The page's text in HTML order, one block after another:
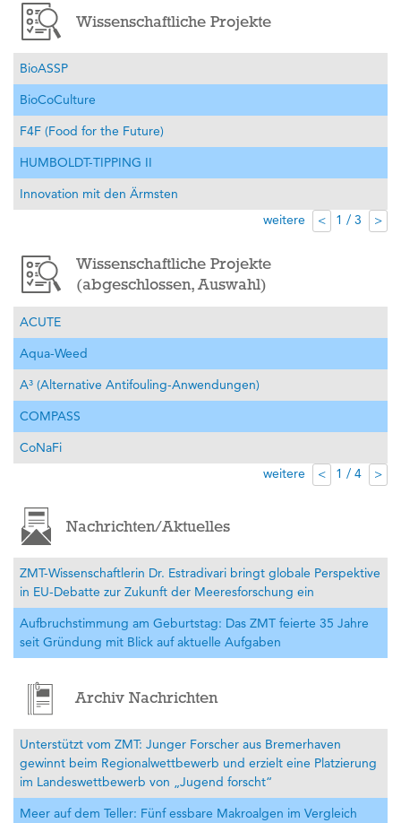
Wissenschaftliche Projekte
BioASSP
BioCoCulture
F4F (Food for the Future)
HUMBOLDT-TIPPING II
Innovation mit den Ärmsten
weitere
< 1 / 3 >
Wissenschaftliche Projekte
(abgeschlossen, Auswahl)
ACUTE
Aqua-Weed
A³ (Alternative Antifouling-Anwendungen)
COMPASS
CoNaFi
weitere
< 1 / 4 >
Nachrichten/Aktuelles
ZMT-Wissenschaftlerin Dr. Estradivari bringt globale Perspektive
in EU-Debatte zur Zukunft der Meeresforschung ein
Aufbruchstimmung am Geburtstag: Das ZMT feierte 35 Jahre
seit Gründung mit Blick auf aktuelle Aufgaben
Archiv Nachrichten
Unterstützt vom ZMT: Junger Forscher aus Bremerhaven
gewinnt beim Regionalwettbewerb und erzielt eine Platzierung
im Landeswettbewerb von „Jugend forscht“
Meer auf dem Teller: Fünf essbare Makroalgen im Vergleich